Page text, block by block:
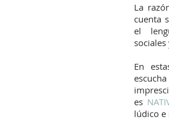
La
cuenta
el
En
es
lúdico e